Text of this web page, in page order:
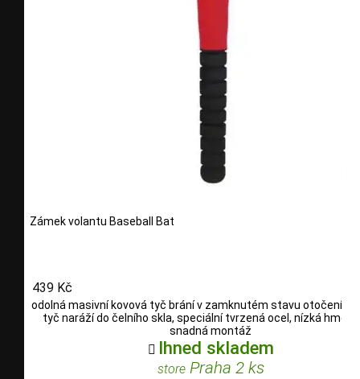
Zámek volantu Baseball Bat
439 Kč
odolná masivní kovová tyč brání v zamknutém stavu otočení
tyč naráží do čelního skla, speciální tvrzená ocel, nízká
snadná montáž
 Ihned skladem
storePraha 2 ks